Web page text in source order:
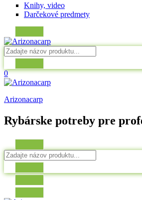
Knihy, video
Darčekové predmety
0
Arizonacarp
Rybárske potreby pre